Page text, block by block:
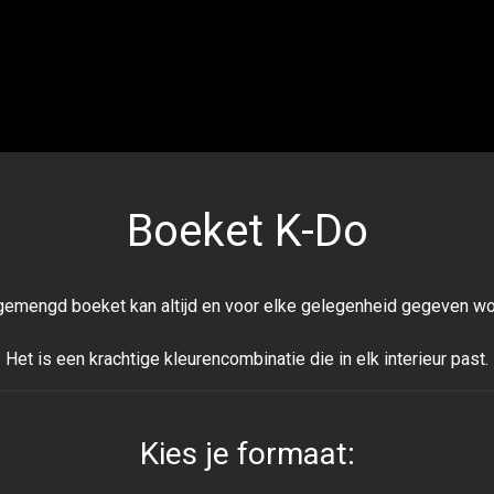
Boeket K-Do
boeket kan altijd en voor elke gelegenheid gegeven
Het is een krachtige kleurencombinatie die in elk interieur past.
Kies je formaat: